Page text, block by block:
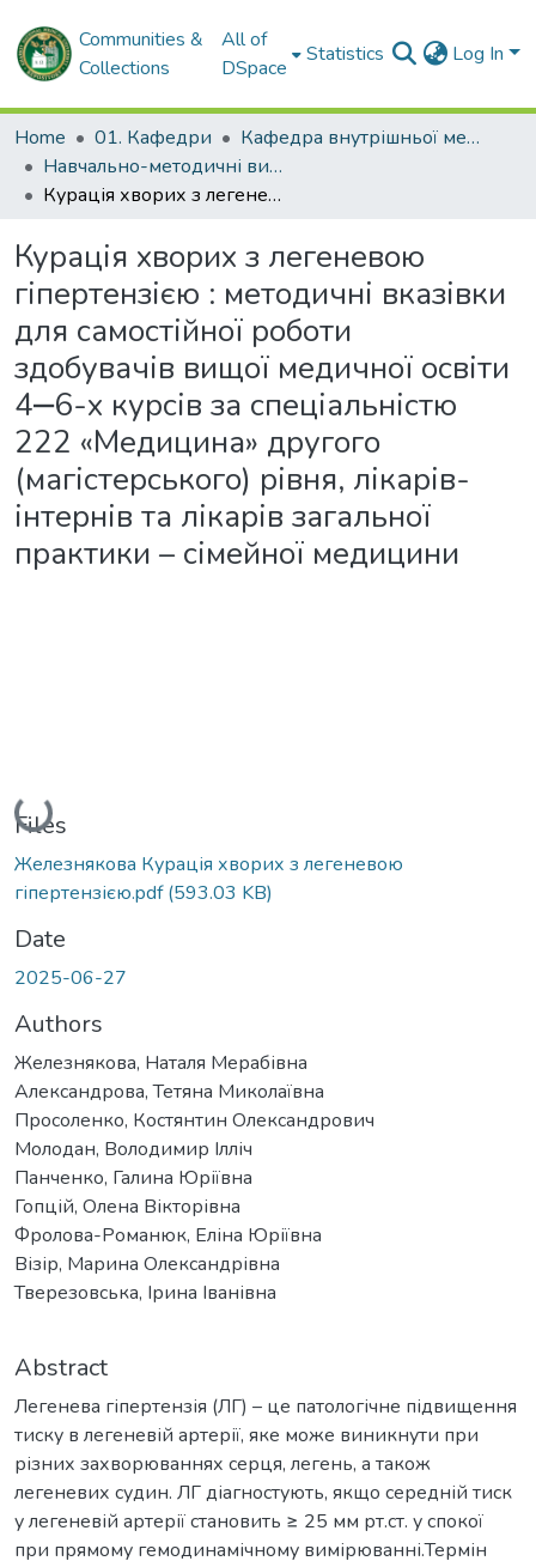
Communities &
Collections
All of
DSpace
Statistics Log In
Home 01. Кафедри
Кафедра внутрішньої медицини № 1
Навчально-методичні видання. Кафедра внутрішньої медицини № 1
Курація хворих з легеневою гіпертензією : методичні вказівки для самостійної роботи здобувачів вищої медичної освіти 4‒6-х курсів за спеціальністю 222 «Медицина» другого (магістерського) рівня, лікарів-інтернів та лікарів загальної практики – сімейної медицини
Курація хворих з легеневою
гіпертензією : методичні вказівки
для самостійної роботи
здобувачів вищої медичної освіти
4‒6-х курсів за спеціальністю
222 «Медицина» другого
(магістерського) рівня, лікарів-
інтернів та лікарів загальної
практики – сімейної медицини
Loading...
Files
Железнякова Курація хворих з легеневою
гіпертензією.pdf(593.03 KB)
Date
2025-06-27
Authors
Железнякова, Наталя Мерабівна
Александрова, Тетяна Миколаївна
Просоленко, Костянтин Олександрович
Молодан, Володимир Ілліч
Панченко, Галина Юріївна
Гопцій, Олена Вікторівна
Фролова-Романюк, Еліна Юріївна
Візір, Марина Олександрівна
Тверезовська, Ірина Іванівна
Abstract
Легенева гіпертензія (ЛГ) – це патологічне підвищення
тиску в легеневій артерії, яке може виникнути при
різних захворюваннях серця, легень, а також
легеневих судин. ЛГ діагностують, якщо середній тиск
у легеневій артерії становить ≥ 25 мм рт.ст. у спокої
при прямому гемодинамічному вимірюванні.Термін